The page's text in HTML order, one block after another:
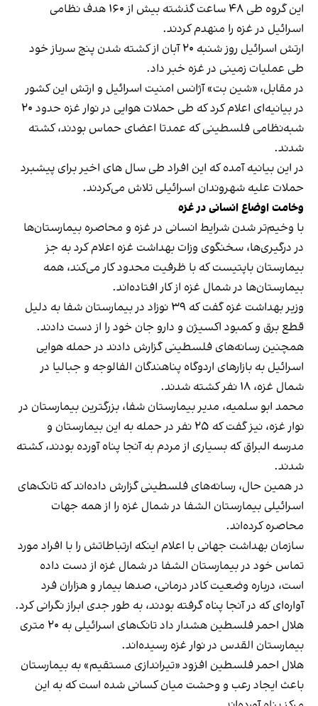
این گروه طی ۴۸ ساعت گذشته بیش از ۱۶۰ هدف نظامی
اسرائیل در غزه را منهدم کردند.
ارتش اسرائیل روز شنبه ۲۰ آبان از کشته شدن پنج سرباز خود
طی عملیات زمینی در غزه خبر داد.
در مقابل، «شین بت» آژانس امنیت اسرائیل و ارتش این کشور
در بیانیه‌ای اعلام کرد که طی حملات هوایی در نوار غزه حدود ۲۰
شبه‌نظامی فلسطینی که عمدتا اعضای حماس بودند، کشته
شدند.
در این بیانیه آمده که این افراد طی سال های اخیر برای پیشبرد
حملات علیه شهروندان اسرائیلی تلاش می‌کردند.
وخامت اوضاع انسانی در غزه
با وخیم‌تر شدن شرایط انسانی در غزه و محاصره بیمارستان‌ها
در درگیری‌ها، سخنگوی وزات بهداشت غزه اعلام کرد به جز
بیمارستان باپتیست که با ظرفیت محدود کار می‌کند، همه
بیمارستان‌ها در شمال غزه از کار افتاده‌اند.
وزیر بهداشت غزه گفت که ۳۹ نوزاد در بیمارستان شفا به دلیل
قطع برق و کمبود اکسیژن و دارو جان خود را از دست دادند.
همچنین رسانه‌های فلسطینی گزارش دادند در حمله‌ هوایی
اسرائیل به بازارهای اردوگاه پناهندگان الفالوجه و جبالیا در
شمال غزه، ۱۸ نفر کشته شدند.
محمد ابو سلمیه، مدیر بیمارستان شفا، بزرگترین بیمارستان در
نوار غزه، نیز گفت که ۲۵ نفر در حمله به این بیمارستان و
مدرسه البراق که بسیاری از مردم به آنجا پناه آورده بودند، کشته
شدند.
در همین حال، رسانه‌های فلسطینی گزارش داده‌اند که تانک‌های
اسرائیلی بیمارستان‌ الشفا در شمال غزه را از همه جهات
محاصره کرده‌اند.
سازمان بهداشت جهانی با اعلام اینکه ارتباطاتش را با افراد مورد
تماس خود در بیمارستان الشفا در شمال غزه از دست داده
است، درباره وضعیت کادر درمانی، صدها بیمار و هزاران فرد
آواره‌ای که در آنجا پناه گرفته بودند، به طور جدی ابراز نگرانی کرد.
هلال احمر فلسطین هشدار داد تانک‌های اسرائیلی به ۲۰ متری
بیمارستان القدس در نوار غزه رسیده‌اند.
هلال احمر فلسطین افزود «تیراندازی مستقیم» به بیمارستان
باعث ایجاد رعب و وحشت میان کسانی شده است که به این